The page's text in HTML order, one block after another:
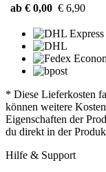
ab € 0,00 € 6,90
* Diese Lieferkosten
können weitere
Eigenschaften der
du direkt in der
Hilfe & Support